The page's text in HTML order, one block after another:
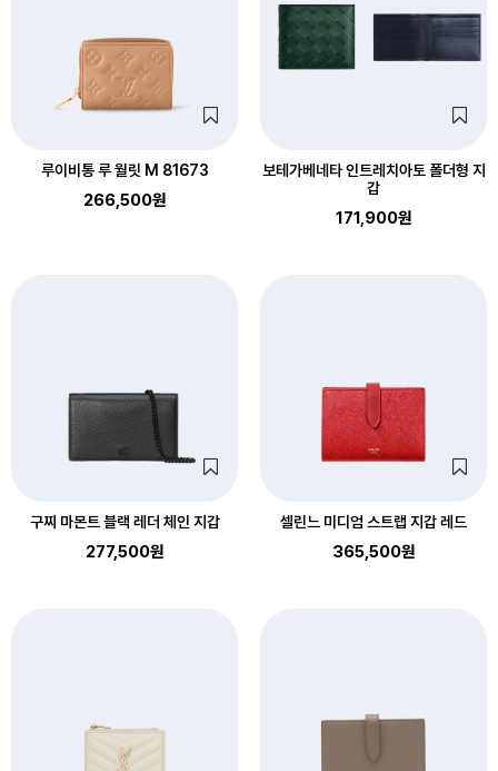
루이비통 루 월릿 M 81673
266,500원
보테가베네타 인트레치아토 폴더형 지
갑
171,900원
구찌 마몬트 블랙 레더 체인 지갑
277,500원
셀린느 미디엄 스트랩 지갑 레드
365,500원